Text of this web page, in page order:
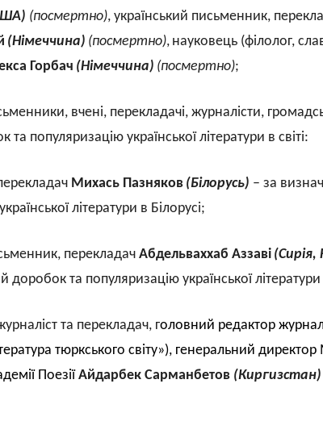
(посмертно), український письменник,
(Німеччина) (посмертно), науковець (філолог,
Горбач (Німеччина) (посмертно);
вчені, перекладачі, журналісти,
популяризацію української літератури в світі:
Михась Пазняков (Білорусь) – за
літератури в Білорусі;
перекладач Абдельваххаб Аззаві (Сирія,
доробок та популяризацію української
та перекладач, головний редактор
тюркського світу»), генеральний
ПоезіїАйдарбек Сарманбетов (Киргизстан)